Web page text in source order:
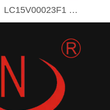
LC15V00023F1 SK350-8 BN Caja de engranajes de excavación de rastreo pesado Drive final con motor para Kobelco SK350-8